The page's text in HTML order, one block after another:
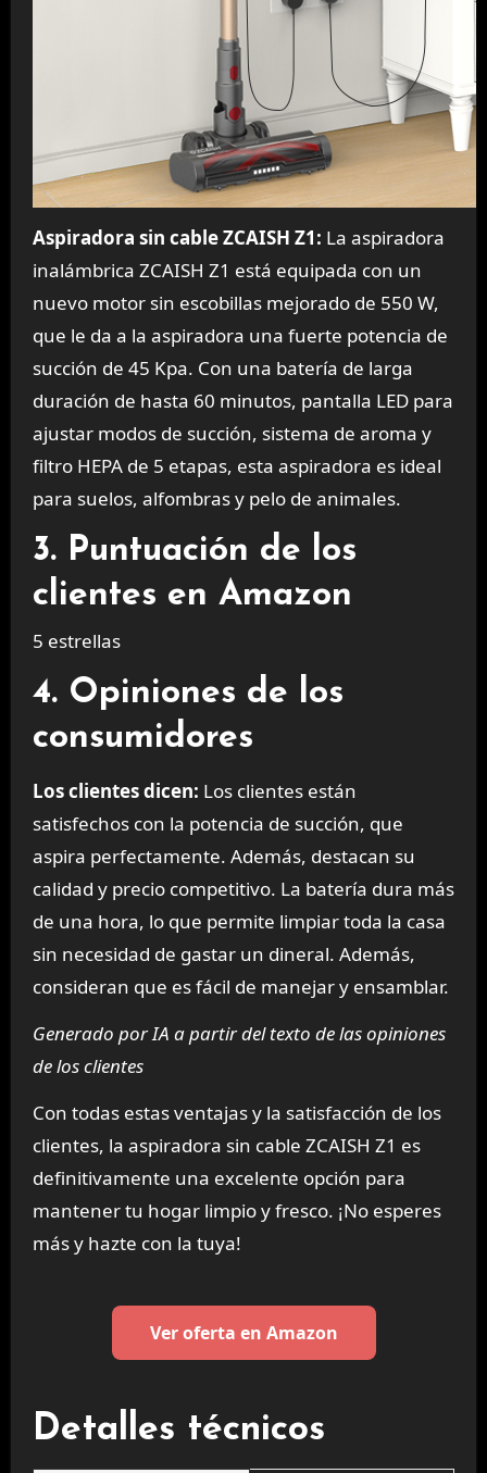
Aspiradora sin cable ZCAISH Z1: La aspiradora
inalámbrica ZCAISH Z1 está equipada con un
nuevo motor sin escobillas mejorado de 550 W,
que le da a la aspiradora una fuerte potencia de
succión de 45 Kpa. Con una batería de larga
duración de hasta 60 minutos, pantalla LED para
ajustar modos de succión, sistema de aroma y
filtro HEPA de 5 etapas, esta aspiradora es ideal
para suelos, alfombras y pelo de animales.
3. Puntuación de los
clientes en Amazon
5 estrellas
4. Opiniones de los
consumidores
Los clientes dicen: Los clientes están
satisfechos con la potencia de succión, que
aspira perfectamente. Además, destacan su
calidad y precio competitivo. La batería dura más
de una hora, lo que permite limpiar toda la casa
sin necesidad de gastar un dineral. Además,
consideran que es fácil de manejar y ensamblar.
Generado por IA a partir del texto de las opiniones
de los clientes
Con todas estas ventajas y la satisfacción de los
clientes, la aspiradora sin cable ZCAISH Z1 es
definitivamente una excelente opción para
mantener tu hogar limpio y fresco. ¡No esperes
más y hazte con la tuya!
Ver oferta en Amazon
Detalles técnicos